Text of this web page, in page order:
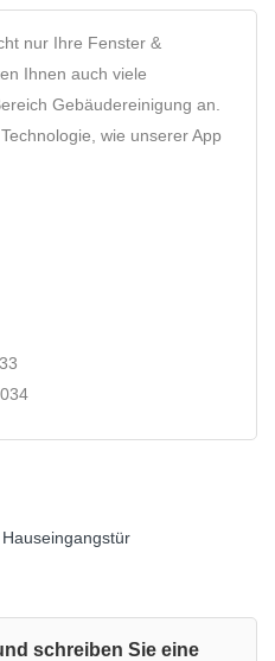
nur Ihre Fenster &
Ihnen auch viele
Gebäudereinigung an.
wie unserer App
schreiben Sie eine